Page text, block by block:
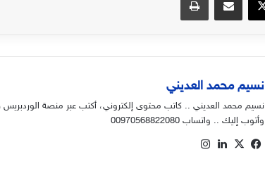
نسيم محمد العديني
نسيم محمد العديني .. كاتب محتوى إلكتروني، أكتب عبر منصة
وأتوب إليك .. واتساب 00970568822080
فيسبوك
‫X لينكدإن